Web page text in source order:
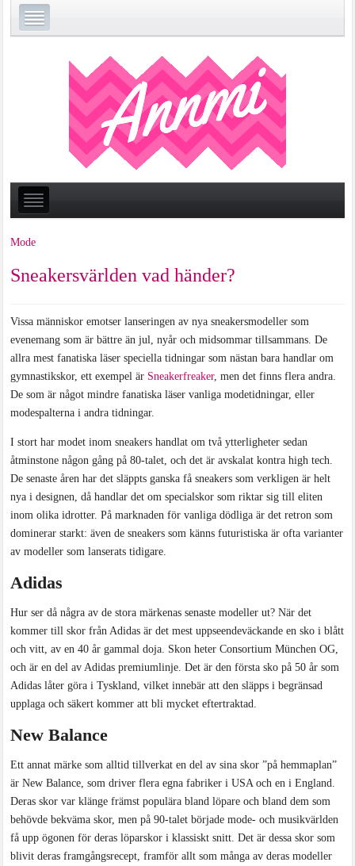
Mode
Sneakersvärlden vad händer?
Vissa människor emotser lanseringen av nya sneakersmodeller som
evenemang som är bättre än jul, nyår och midsommar tillsammans. De
allra mest fanatiska läser speciella tidningar som nästan bara handlar om
gymnastikskor, ett exempel är Sneakerfreaker, men det finns flera andra.
De som är något mindre fanatiska läser vanliga modetidningar, eller
modespalterna i andra tidningar.
I stort har modet inom sneakers handlat om två ytterligheter sedan
åtminstone någon gång på 80-talet, och det är avskalat kontra high tech.
De senaste åren har det släppts ganska få sneakers som verkligen är helt
nya i designen, då handlar det om specialskor som riktar sig till eliten
inom olika idrotter. På marknaden för vanliga dödliga är det retron som
dominerar starkt: även de sneakers som känns futuristiska är ofta varianter
av modeller som lanserats tidigare.
Adidas
Hur ser då några av de stora märkenas senaste modeller ut? När det
kommer till skor från Adidas är det mest uppseendeväckande en sko i blått
och vitt, av en 40 år gammal doja. Skon heter Consortium München OG,
och är en del av Adidas premiumlinje. Det är den första sko på 50 år som
Adidas låter göra i Tyskland, vilket innebär att den släpps i begränsad
upplaga och säkert kommer att bli mycket eftertraktad.
New Balance
Ett annat märke som alltid tillverkat en del av sina skor ”på hemmaplan”
är New Balance, som driver flera egna fabriker i USA och en i England.
Deras skor var klänge främst populära bland löpare och bland dem som
behövde bekväma skor, men på 90-talet började mode- och musikvärlden
få upp ögonen för deras löparskor i klassiskt snitt. Det är dessa skor som
blivit deras framgångsrecept, framför allt som många av deras modeller